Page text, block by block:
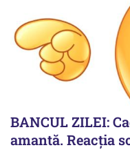
BANCUL ZILEI:
amantă. Reacția